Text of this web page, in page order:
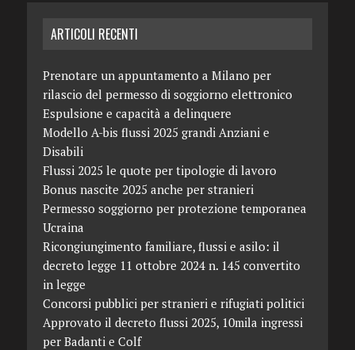
ARTICOLI RECENTI
Prenotare un appuntamento a Milano per
rilascio del permesso di soggiorno elettronico
Espulsione e capacità a delinquere
Modello A-bis flussi 2025 grandi Anziani e
Disabili
Flussi 2025 le quote per tipologie di lavoro
Bonus nascite 2025 anche per stranieri
Permesso soggiorno per protezione temporanea
Ucraina
Ricongiungimento familiare, flussi e asilo: il
decreto legge 11 ottobre 2024 n. 145 convertito
in legge
Concorsi pubblici per stranieri e rifugiati politici
Approvato il decreto flussi 2025, 10mila ingressi
per Badanti e Colf